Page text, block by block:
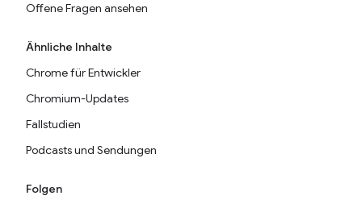
Offene Fragen ansehen
Ähnliche Inhalte
Chrome für Entwickler
Chromium-Updates
Fallstudien
Podcasts und Sendungen
Folgen